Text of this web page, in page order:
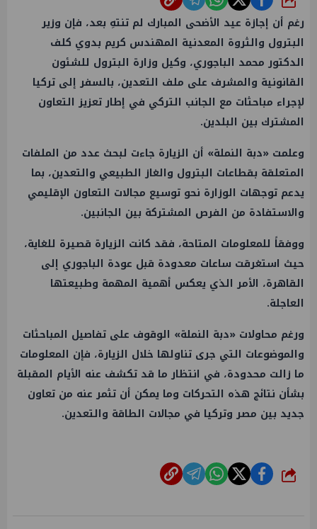
رغم أن إجازة عيد الأضحى المبارك لم تنتهِ بعد، فإن وزير
البترول والثروة المعدنية المهندس كريم بدوي كلف
الدكتور محمد الباجوري، وكيل وزارة البترول للشئون
القانونية والمشرف على ملف التعدين، بالسفر إلى تركيا
لإجراء مباحثات مع الجانب التركي في إطار تعزيز التعاون
المشترك بين البلدين.
وعلمت «دبة النملة» أن الزيارة جاءت لبحث عدد من الملفات
المتعلقة بقطاعات البترول والغاز الطبيعي والتعدين، بما
يدعم توجهات الوزارة نحو توسيع مجالات التعاون الإقليمي
والاستفادة من الفرص المشتركة بين الجانبين.
ووفقاً للمعلومات المتاحة، فقد كانت الزيارة قصيرة للغاية،
حيث استغرقت ساعات معدودة قبل عودة الباجوري إلى
القاهرة، الأمر الذي يعكس أهمية المهمة وطبيعتها
العاجلة.
ورغم محاولات «دبة النملة» الوقوف على تفاصيل المباحثات
والموضوعات التي جرى تناولها خلال الزيارة، فإن المعلومات
ما زالت محدودة، في انتظار ما قد تكشف عنه الأيام المقبلة
بشأن نتائج هذه التحركات وما يمكن أن تثمر عنه من تعاون
جديد بين مصر وتركيا في مجالات الطاقة والتعدين.
شارك